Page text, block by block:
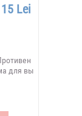
Lei
для вы